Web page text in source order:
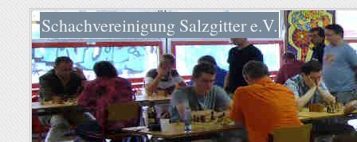
Schachvereinigung Salzgitter e.V.